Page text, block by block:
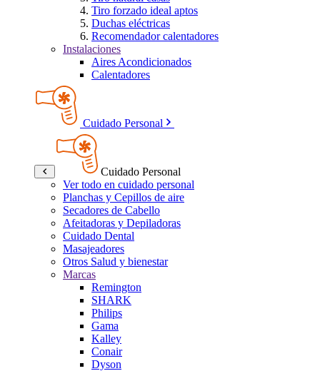
Tiro forzado ideal aptos
Duchas eléctricas
Recomendador calentadores
Instalaciones
Aires Acondicionados
Calentadores
Cuidado Personal
Cuidado Personal
Ver todo en cuidado personal
Planchas y Cepillos de aire
Secadores de Cabello
Afeitadoras y Depiladoras
Cuidado Dental
Masajeadores
Otros Salud y bienestar
Marcas
Remington
SHARK
Philips
Gama
Kalley
Conair
Dyson